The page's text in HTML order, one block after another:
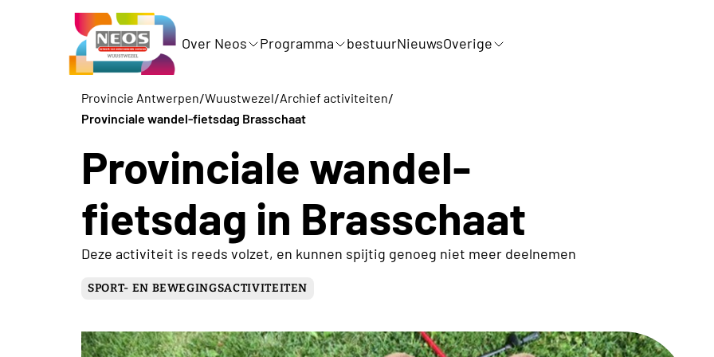
Over Neos Programma bestuurNieuwsOverige
Provincie Antwerpen/Wuustwezel/Archief activiteiten/
Provinciale wandel-fietsdag Brasschaat
Provinciale wandel-
fietsdag in Brasschaat
Deze activiteit is reeds volzet, en kunnen spijtig genoeg niet meer deelnemen
SPORT- EN BEWEGINGSACTIVITEITEN